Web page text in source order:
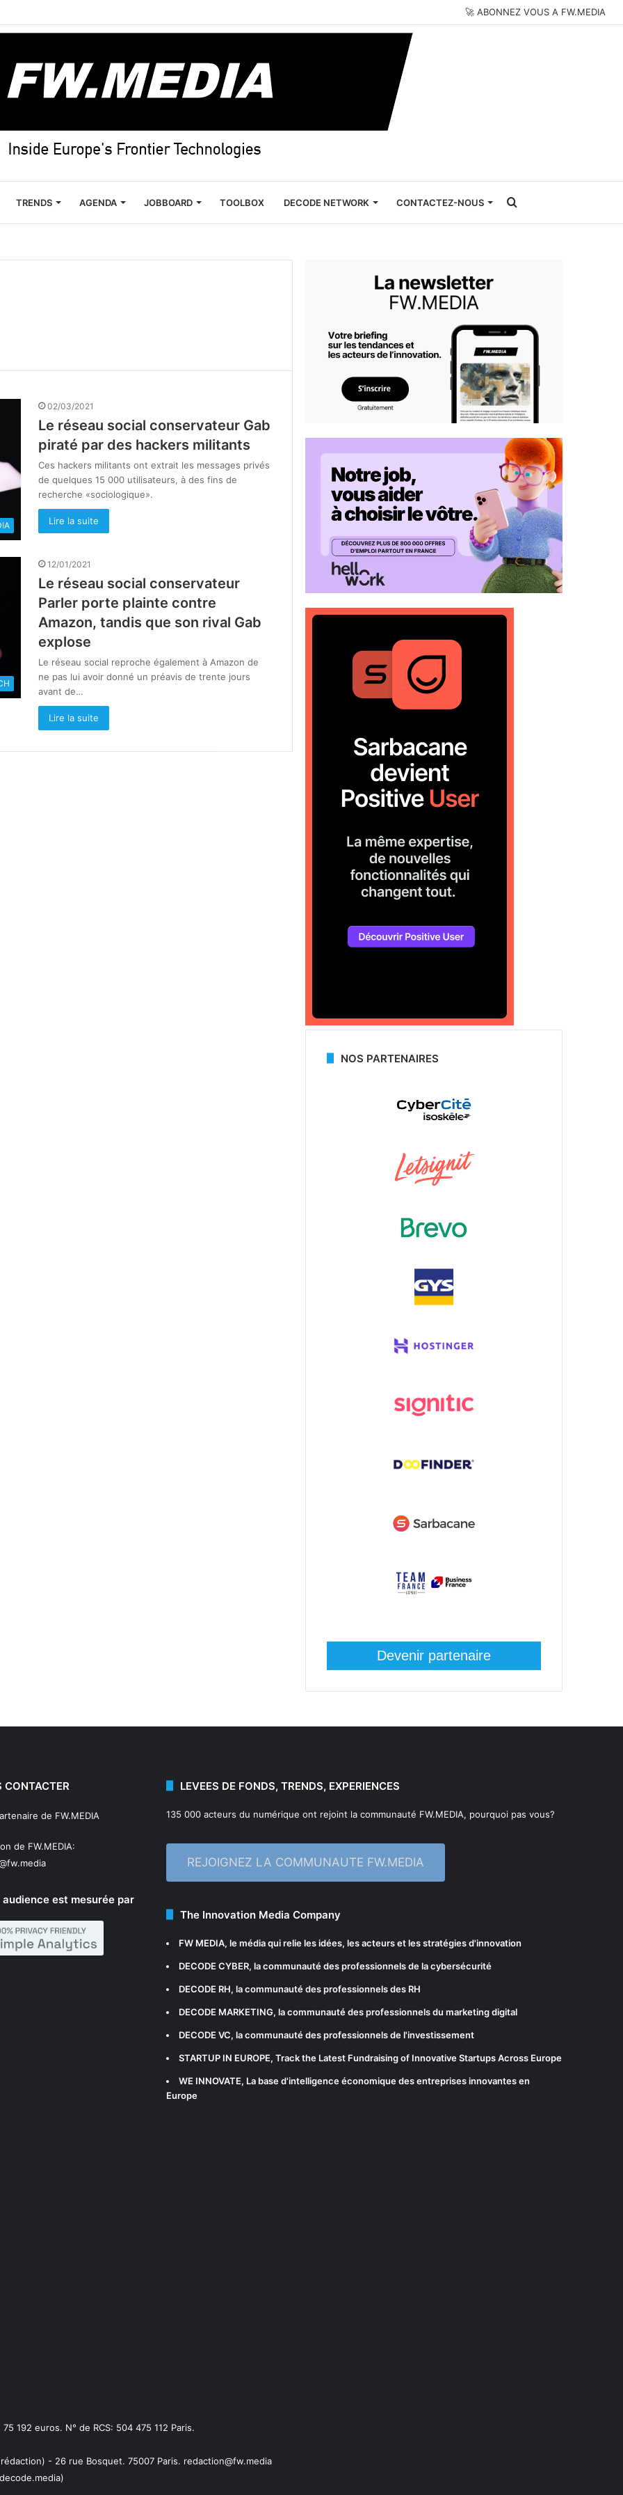
🚀 ABONNEZ VOUS A FW.MEDIA
TRENDS AGENDA JOBBOARD TOOLBOX DECODE NETWORK CONTACTEZ-NOUS Rechercher
02/03/2021
Le réseau social conservateur Gab
piraté par des hackers militants
Ces hackers militants ont extrait les messages privés
de quelques 15 000 utilisateurs, à des fins de
recherche «sociologique».
Lire la suite
12/01/2021
Le réseau social conservateur
Parler porte plainte contre
Amazon, tandis que son rival Gab
explose
Le réseau social reproche également à Amazon de
ne pas lui avoir donné un préavis de trente jours
avant de…
Lire la suite
NOS PARTENAIRES
Devenir partenaire
CONTACTER
de FW.MEDIA
de FW.MEDIA:
est mesurée par
LEVEES DE FONDS, TRENDS, EXPERIENCES
135 000 acteurs du numérique ont rejoint la communauté FW.MEDIA, pourquoi pas vous?
REJOIGNEZ LA COMMUNAUTE FW.MEDIA
The Innovation Media Company
FW MEDIA, le média qui relie les idées, les acteurs et les stratégies d'innovation
DECODE CYBER, la communauté des professionnels de la cybersécurité
DECODE RH, la communauté des professionnels des RH
DECODE MARKETING, la communauté des professionnels du marketing digital
DECODE VC, la communauté des professionnels de l'investissement
STARTUP IN EUROPE, Track the Latest Fundraising of Innovative Startups Across Europe
WE INNOVATE, La base d'intelligence économique des entreprises innovantes en
Europe
192 euros. N° de RCS: 504 475 112 Paris.
- 26 rue Bosquet. 75007 Paris. redaction@fw.media